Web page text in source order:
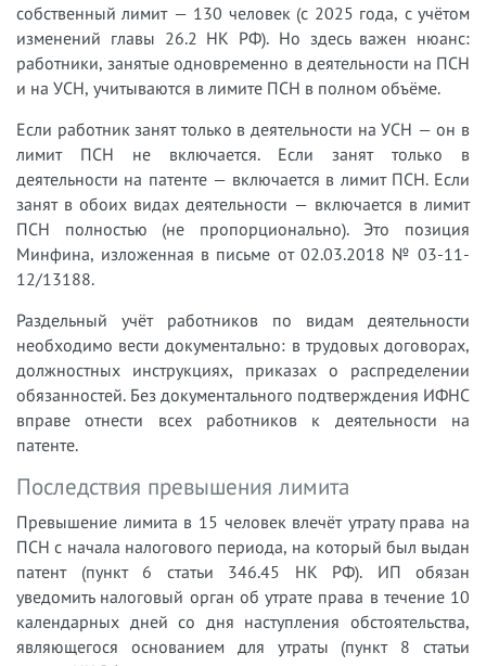
собственный лимит — 130 человек (с 2025 года, с учётом
изменений главы 26.2 НК РФ). Но здесь важен нюанс:
работники, занятые одновременно в деятельности на ПСН
и на УСН, учитываются в лимите ПСН в полном объёме.
Если работник занят только в деятельности на УСН — он в
лимит ПСН не включается. Если занят только в
деятельности на патенте — включается в лимит ПСН. Если
занят в обоих видах деятельности — включается в лимит
ПСН полностью (не пропорционально). Это позиция
Минфина, изложенная в письме от 02.03.2018 № 03-11-
12/13188.
Раздельный учёт работников по видам деятельности
необходимо вести документально: в трудовых договорах,
должностных инструкциях, приказах о распределении
обязанностей. Без документального подтверждения ИФНС
вправе отнести всех работников к деятельности на
патенте.
Последствия превышения лимита
Превышение лимита в 15 человек влечёт утрату права на
ПСН с начала налогового периода, на который был выдан
патент (пункт 6 статьи 346.45 НК РФ). ИП обязан
уведомить налоговый орган об утрате права в течение 10
календарных дней со дня наступления обстоятельства,
являющегося основанием для утраты (пункт 8 статьи